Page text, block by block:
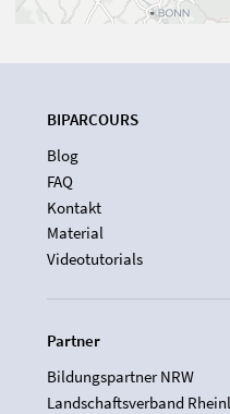
BIPARCOURS
Blog
FAQ
Kontakt
Material
Videotutorials
Partner
Bildungspartner NRW
Landschaftsverband